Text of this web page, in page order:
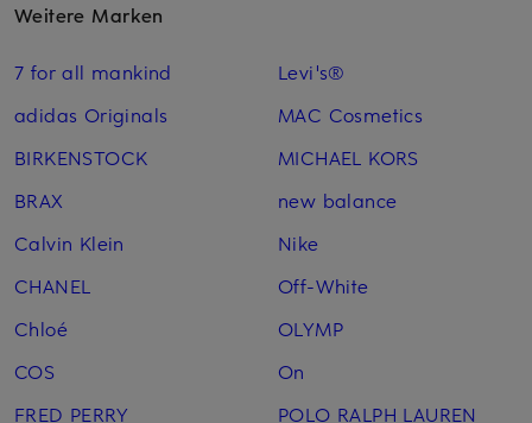
Weitere Marken
7 for all mankind
adidas Originals
BIRKENSTOCK
BRAX
Calvin Klein
CHANEL
Chloé
COS
FRED PERRY
Levi's®
MAC Cosmetics
MICHAEL KORS
new balance
Nike
Off-White
OLYMP
On
POLO RALPH LAUREN